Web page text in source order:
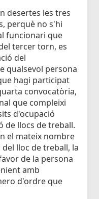
desertes les tres
perquè no s'hi
funcionari que
tercer torn, es
del
qualsevol persona
hagi participat
convocatòria,
que compleixi
d'ocupació
de llocs de treball.
el mateix nombre
lloc de treball, la
de la persona
amb
d'ordre que